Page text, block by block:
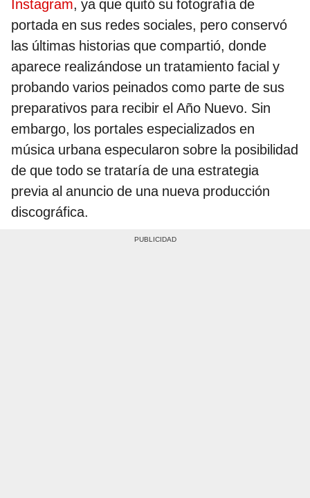
Instagram, ya que quitó su fotografía de
portada en sus redes sociales, pero conservó
las últimas historias que compartió, donde
aparece realizándose un tratamiento facial y
probando varios peinados como parte de sus
preparativos para recibir el Año Nuevo. Sin
embargo, los portales especializados en
música urbana especularon sobre la posibilidad
de que todo se trataría de una estrategia
previa al anuncio de una nueva producción
discográfica.